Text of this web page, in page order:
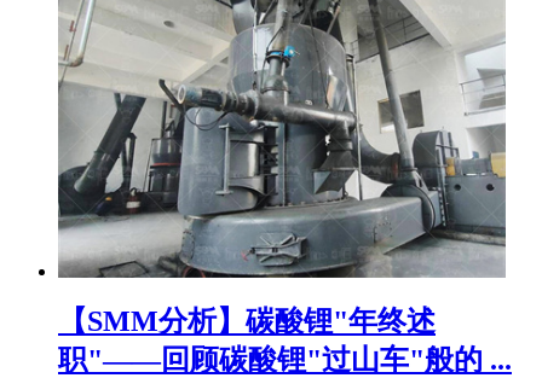
【SMM分析】碳酸锂"年终述
职"——回顾碳酸锂"过山车"般的 ...